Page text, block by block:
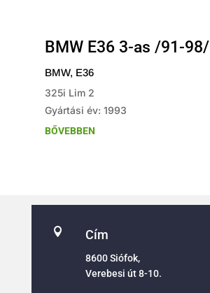
BMW E36 3-as /91-98/
BMW, E36
325i Lim 2
Gyártási év: 1993
BŐVEBBEN
 Cím
8600 Siófok,
Verebesi út 8-10.